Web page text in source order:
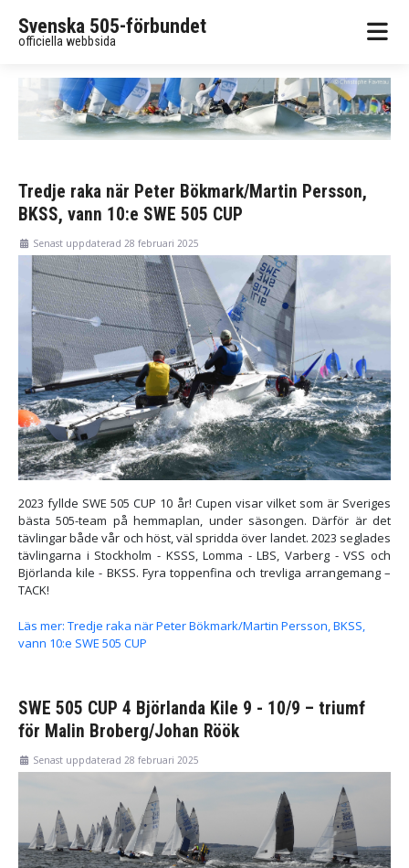
Svenska 505-förbundet
officiella webbsida
Tredje raka när Peter Bökmark/Martin Persson,
BKSS, vann 10:e SWE 505 CUP
Senast uppdaterad 28 februari 2025
2023 fyllde SWE 505 CUP 10 år! Cupen visar vilket som är Sveriges
bästa 505-team på hemmaplan, under säsongen. Därför är det
tävlingar både vår och höst, väl spridda över landet. 2023 seglades
tävlingarna i Stockholm - KSSS, Lomma - LBS, Varberg - VSS och
Björlanda kile - BKSS. Fyra toppenfina och trevliga arrangemang –
TACK!
Läs mer: Tredje raka när Peter Bökmark/Martin Persson, BKSS,
vann 10:e SWE 505 CUP
SWE 505 CUP 4 Björlanda Kile 9 - 10/9 – triumf
för Malin Broberg/Johan Röök
Senast uppdaterad 28 februari 2025